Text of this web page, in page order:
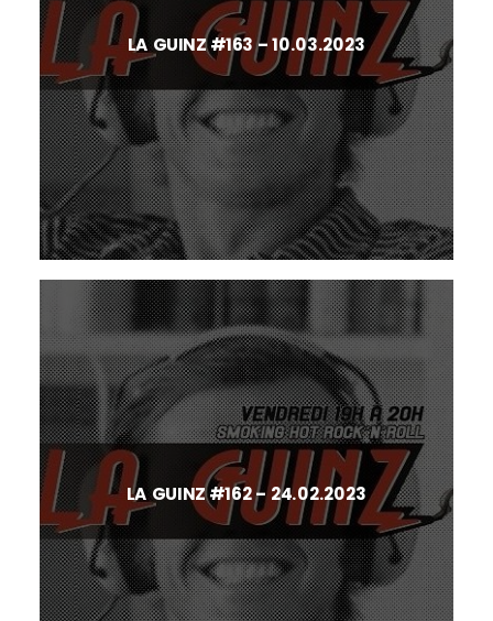
LA GUINZ #163 – 10.03.2023
LA GUINZ #162 – 24.02.2023